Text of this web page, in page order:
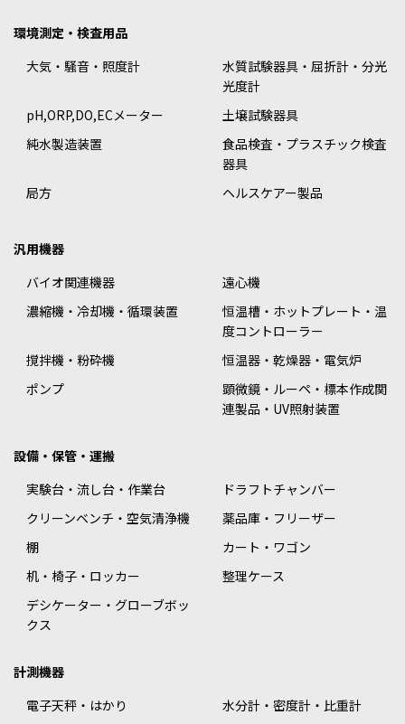
環境測定・検査用品
大気・騒音・照度計
水質試験器具・屈折計・分光
光度計
pH,ORP,DO,ECメーター
土壌試験器具
純水製造装置
食品検査・プラスチック検査
器具
局方
ヘルスケアー製品
汎用機器
バイオ関連機器
遠心機
濃縮機・冷却機・循環装置
恒温槽・ホットプレート・温
度コントローラー
撹拌機・粉砕機
恒温器・乾燥器・電気炉
ポンプ
顕微鏡・ルーペ・標本作成関
連製品・UV照射装置
設備・保管・運搬
実験台・流し台・作業台
ドラフトチャンバー
クリーンベンチ・空気清浄機
薬品庫・フリーザー
棚
カート・ワゴン
机・椅子・ロッカー
整理ケース
デシケーター・グローブボッ
クス
計測機器
電子天秤・はかり
水分計・密度計・比重計